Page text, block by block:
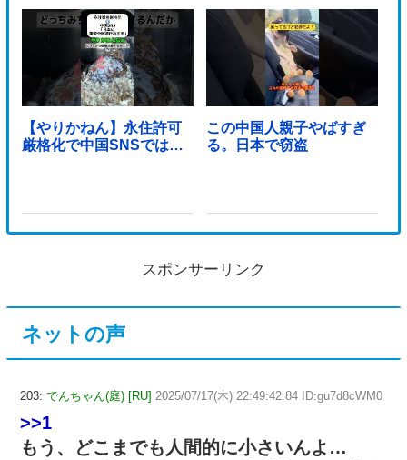
【やりかねん】永住許可
厳格化で中国SNSでは…
この中国人親子やばすぎ
る。日本で窃盗
スポンサーリンク
ネットの声
203: でんちゃん(庭) [RU] 2025/07/17(木) 22:49:42.84 ID:gu7d8cWM0
>>1
もう、どこまでも人間的に小さいんよ…